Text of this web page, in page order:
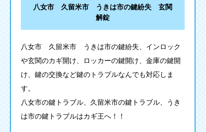
八女市 久留米市 うきは市の鍵紛失 玄関
解錠
八女市 久留米市 うきは市の鍵紛失、インロック
や玄関のカギ開け、ロッカーの鍵開け、金庫の鍵開
け、鍵の交換など鍵のトラブルなんでも対応しま
す。
八女市の鍵トラブル、久留米市の鍵トラブル、うき
は市の鍵トラブルはカギ王へ！！